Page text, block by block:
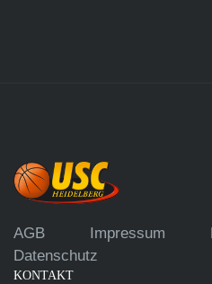
AGB Impressum
Datenschutz
KONTAKT